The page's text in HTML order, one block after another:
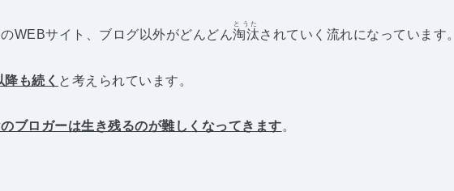
WEBサイト、ブログ以外がどんどん淘汰
とうた
されていく流れになっています。
も続く と考えられています。
ブロガーは生き残るのが難しくなってきます。